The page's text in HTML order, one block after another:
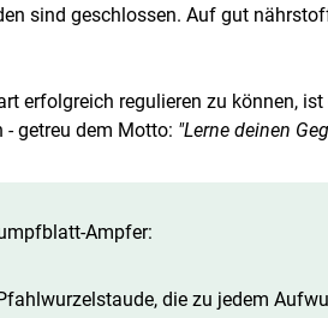
sind geschlossen. Auf gut
erfolgreich regulieren zu können,
- getreu dem Motto: "Lerne deinen
Ampfer:
die zu jedem